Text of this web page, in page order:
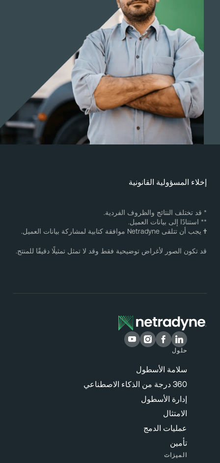
المسؤولية القانونية
قد تختلف النتائج والظروف الفردية.
استنادًا إلى بيانات العميل.
يجب أن تتلقى Netradyne موافقة كتابية لمشاركة بيانات العميل.
تكون الصور لأغراض توضيحية فقط وقد لا تمثل تمثيلًا دقيقًا للمنتج.
سلامة الأسطول
إدارة الأسطول
الامتثال
عمليات الدمج
تأمين
الميزات